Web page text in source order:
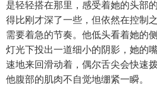
是轻轻搭在那里，感受着她的头部
得比刚才深了一些，但依然在控制
需要着急的节奏。他低头看着她的
灯光下投出一道细小的阴影，她的
速地来回滑动着，偶尔舌尖会快速
他腹部的肌肉不自觉地绷紧一瞬。